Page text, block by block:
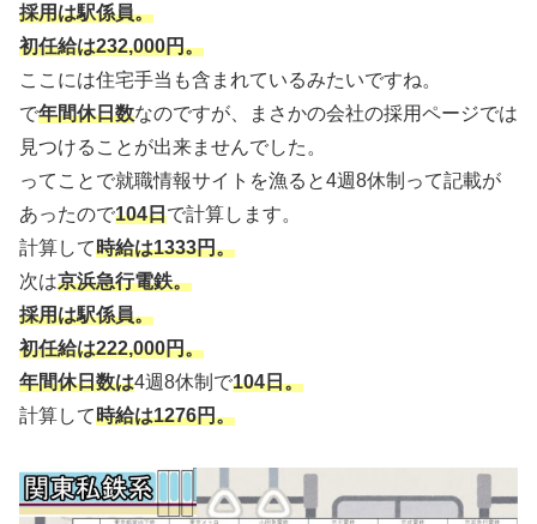
採用は駅係員。
初任給は232,000円。
ここには住宅手当も含まれているみたいですね。
で年間休日数なのですが、まさかの会社の採用ページでは
見つけることが出来ませんでした。
ってことで就職情報サイトを漁ると4週8休制って記載が
あったので104日で計算します。
計算して時給は1333円。
次は京浜急行電鉄。
採用は駅係員。
初任給は222,000円。
年間休日数は4週8休制で104日。
計算して時給は1276円。